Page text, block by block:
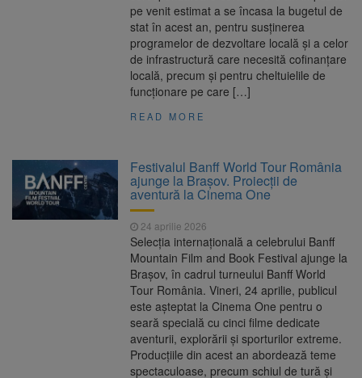
pe venit estimat a se încasa la bugetul de
stat în acest an, pentru susţinerea
programelor de dezvoltare locală și a celor
de infrastructură care necesită cofinanțare
locală, precum şi pentru cheltuielile de
funcționare pe care […]
READ MORE
Festivalul Banff World Tour România
ajunge la Brașov. Proiecții de
aventură la Cinema One
24 aprilie 2026
Selecția internațională a celebrului Banff
Mountain Film and Book Festival ajunge la
Brașov, în cadrul turneului Banff World
Tour România. Vineri, 24 aprilie, publicul
este așteptat la Cinema One pentru o
seară specială cu cinci filme dedicate
aventurii, explorării și sporturilor extreme.
Producțiile din acest an abordează teme
spectaculoase, precum schiul de tură și